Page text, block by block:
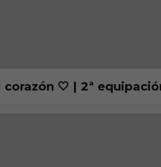
corazón 🤍 | 2ª